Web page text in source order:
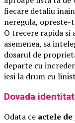
fiecare detaliu
neregula, opreste-
O trecere rapida si
asemenea, sa
dosarul de
departe cu
iesi la drum cu
Dovada
Odata ce actele